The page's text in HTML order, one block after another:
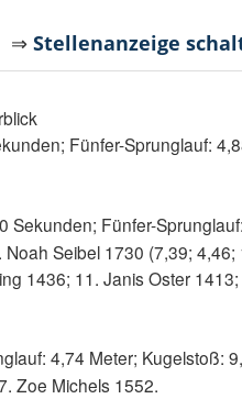
Stellenanzeige
Fünfer-Sprunglauf:
Sekunden; Fünfer-
Seibel 1730 (7,39; 4,46;
1436; 11. Janis Oster
4,74 Meter; Kugelstoß:
Zoe Michels 1552.